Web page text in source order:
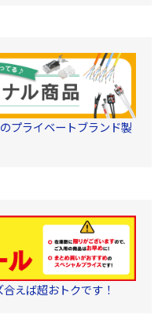
プライベートブランド製
えば超おトクです！